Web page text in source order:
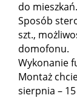
do mieszkań.
Sposób
szt.,
domofonu.
Wykonanie
Montaż
sierpnia –